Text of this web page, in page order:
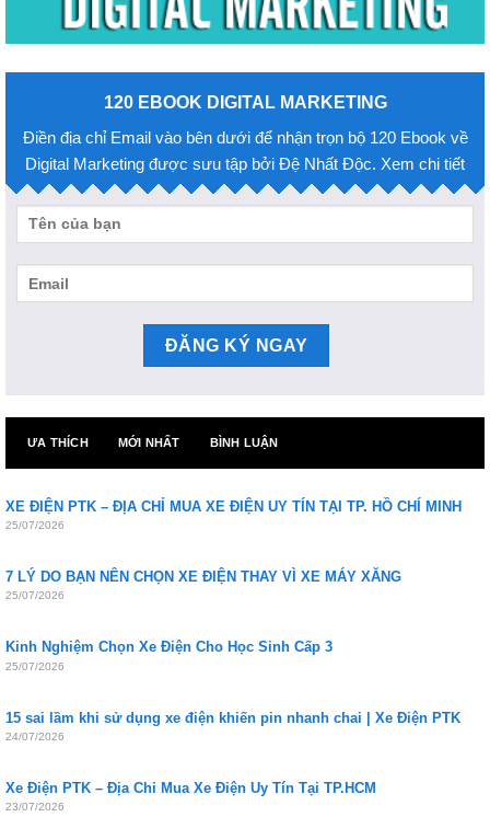
120 EBOOK DIGITAL MARKETING
Điền địa chỉ Email vào bên dưới để nhận trọn bộ 120 Ebook về
Digital Marketing được sưu tập bởi Đệ Nhất Độc. Xem chi tiết
ƯA THÍCH MỚI NHẤT BÌNH LUẬN
XE ĐIỆN PTK – ĐỊA CHỈ MUA XE ĐIỆN UY TÍN TẠI TP. HỒ CHÍ MINH
25/07/2026
7 LÝ DO BẠN NÊN CHỌN XE ĐIỆN THAY VÌ XE MÁY XĂNG
25/07/2026
Kinh Nghiệm Chọn Xe Điện Cho Học Sinh Cấp 3
25/07/2026
15 sai lầm khi sử dụng xe điện khiến pin nhanh chai | Xe Điện PTK
24/07/2026
Xe Điện PTK – Địa Chỉ Mua Xe Điện Uy Tín Tại TP.HCM
23/07/2026